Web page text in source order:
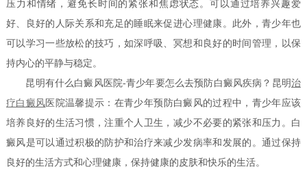
压力和情绪，避免长时间的紧张和焦虑状态。可以通过培养兴趣爱
好、良好的人际关系和充足的睡眠来促进心理健康。此外，青少年也
可以学习一些放松的技巧，如深呼吸、冥想和良好的时间管理，以保
持内心的平静与稳定。
昆明有什么白癜风医院-青少年要怎么去预防白癜风疾病？昆明治
疗白癜风 医院温馨提示：在青少年预防白癜风的过程中，青少年应该
培养良好的生活习惯，注重个人卫生，减少不必要的紧张和压力。白
癜风是可以通过积极的防护和治疗来减少发病率和发展的。通过保持
良好的生活方式和心理健康，保持健康的皮肤和快乐的生活。